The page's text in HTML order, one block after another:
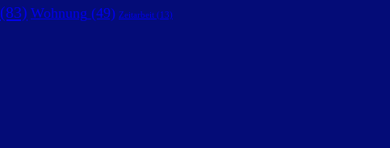
(83) Wohnung (49) Zeitarbeit (13)